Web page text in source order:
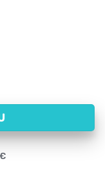
ml) količina